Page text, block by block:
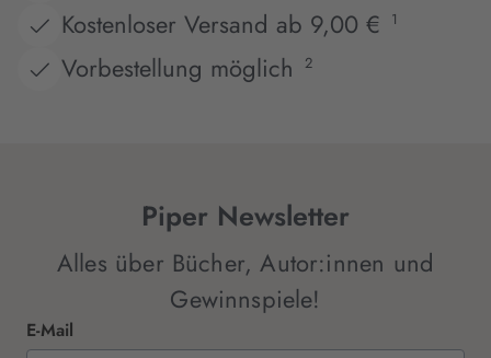
Kostenloser Versand ab 9,00 €
1
Vorbestellung möglich 2
Piper Newsletter
Alles über Bücher, Autor:innen und
Gewinnspiele!
E-Mail